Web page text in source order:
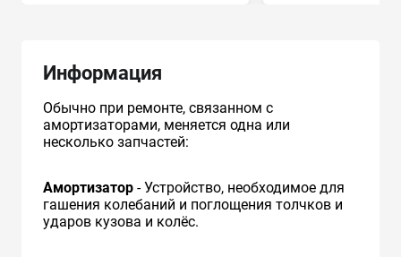
Информация
Обычно при ремонте, связанном с
амортизаторами, меняется одна или
несколько запчастей:
Амортизатор - Устройство, необходимое для
гашения колебаний и поглощения толчков и
ударов кузова и колёс.